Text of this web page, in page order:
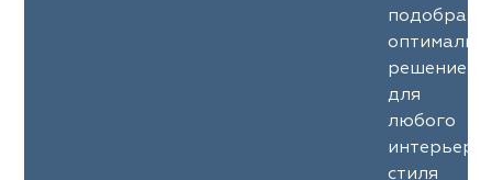
подобрать
решение
для
любого
стиля